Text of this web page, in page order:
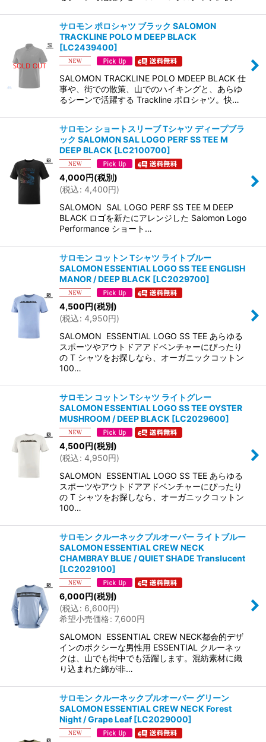
サロモン ポロシャツ ブラック SALOMON
TRACKLINE POLO M DEEP BLACK
[LC2439400]
SALOMON TRACKLINE POLO MDEEP BLACK 仕
事や、街での散策、山でのハイキングと、あらゆ
るシーンで活躍する Trackline ポロシャツ。快…
サロモン ショートスリーブ Tシャツ ディープブラ
ック SALOMON SAL LOGO PERF SS TEE M
DEEP BLACK [LC2100700]
4,000円(税別)
(税込: 4,400円)
SALOMON SAL LOGO PERF SS TEE M DEEP
BLACK ロゴを新たにアレンジした Salomon Logo
Performance ショート…
サロモン コットン Tシャツ ライトブルー
SALOMON ESSENTIAL LOGO SS TEE ENGLISH
MANOR / DEEP BLACK [LC2029700]
4,500円(税別)
(税込: 4,950円)
SALOMON ESSENTIAL LOGO SS TEE あらゆる
スポーツやアウトドアアドベンチャーにぴったり
の T シャツをお探しなら、オーガニックコットン
100…
サロモン コットン Tシャツ ライトグレー
SALOMON ESSENTIAL LOGO SS TEE OYSTER
MUSHROOM / DEEP BLACK [LC2029600]
4,500円(税別)
(税込: 4,950円)
SALOMON ESSENTIAL LOGO SS TEE あらゆる
スポーツやアウトドアアドベンチャーにぴったり
の T シャツをお探しなら、オーガニックコットン
100…
サロモン クルーネックプルオーバー ライトブルー
SALOMON ESSENTIAL CREW NECK
CHAMBRAY BLUE / QUIET SHADE Translucent
[LC2029100]
6,000円(税別)
(税込: 6,600円)
希望小売価格: 7,600円
SALOMON ESSENTIAL CREW NECK都会的デザ
インのボクシーな男性用 ESSENTIAL クルーネッ
クは、山でも街中でも活躍します。混紡素材に織
り込まれた綿が非…
サロモン クルーネックプルオーバー グリーン
SALOMON ESSENTIAL CREW NECK Forest
Night / Grape Leaf [LC2029000]